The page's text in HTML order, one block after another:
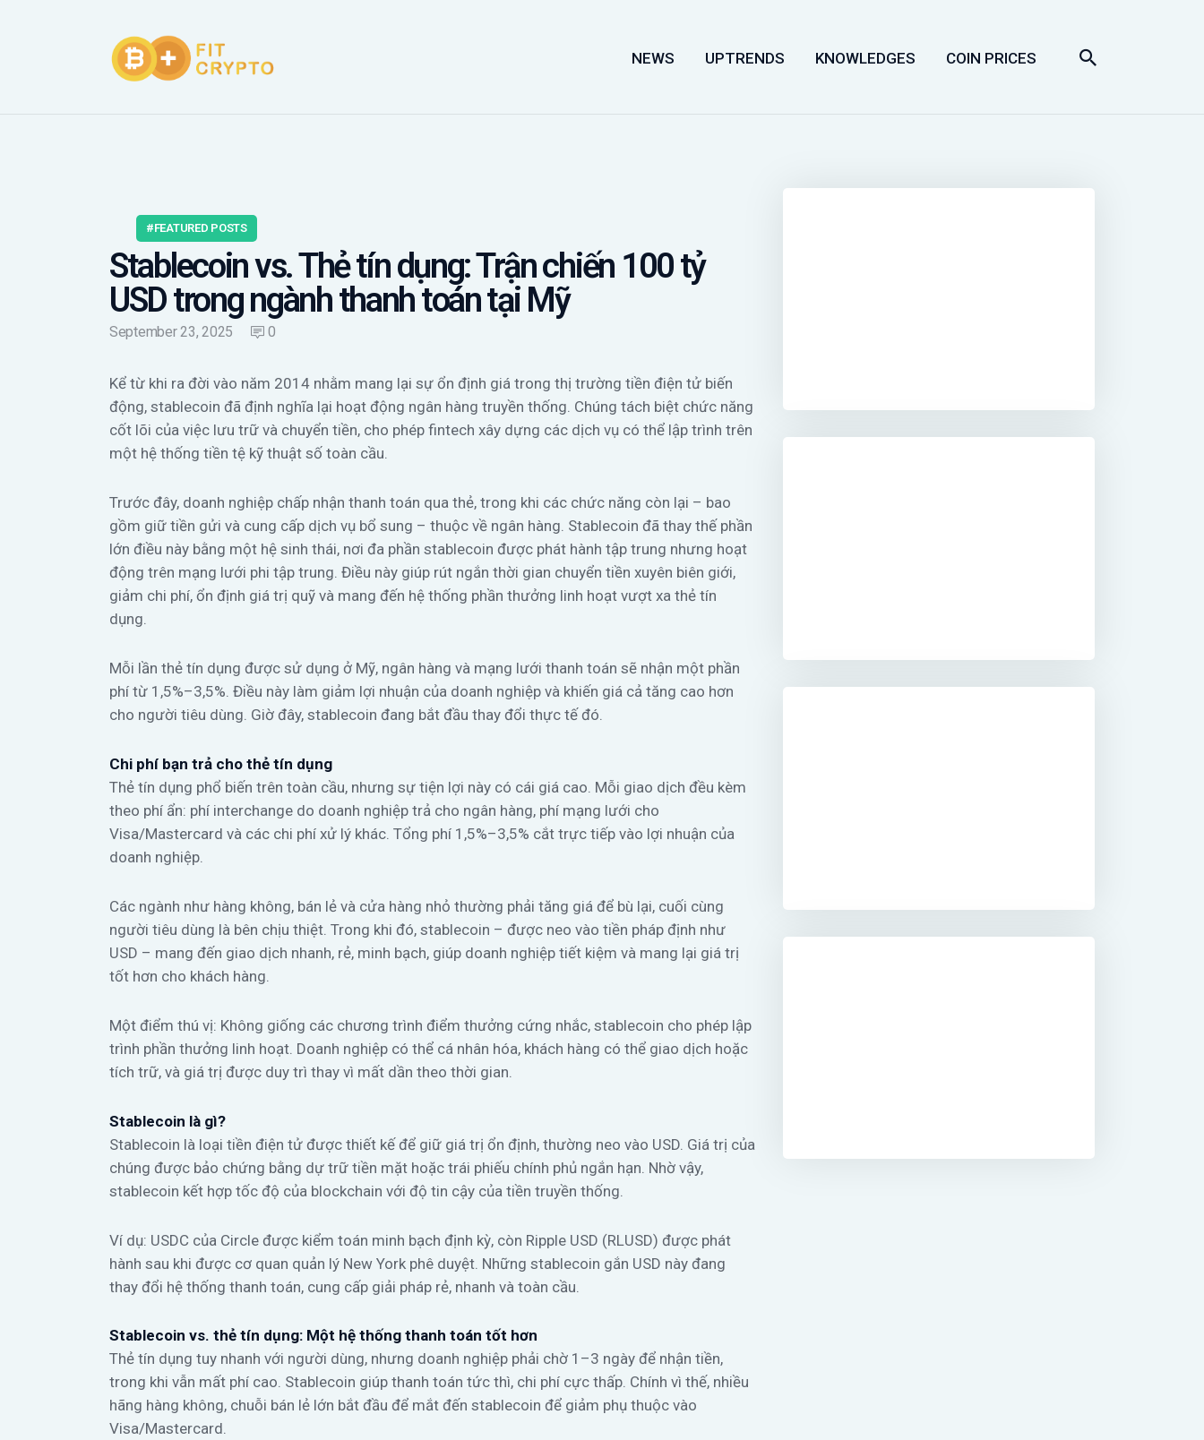
NEWS UPTRENDS KNOWLEDGES COIN PRICES
FEATURED POSTS
Stablecoin vs. Thẻ tín dụng: Trận chiến 100 tỷ
USD trong ngành thanh toán tại Mỹ
September 23, 2025 0
Kể từ khi ra đời vào năm 2014 nhằm mang lại sự ổn định giá trong thị trường tiền điện tử biến
động, stablecoin đã định nghĩa lại hoạt động ngân hàng truyền thống. Chúng tách biệt chức năng
cốt lõi của việc lưu trữ và chuyển tiền, cho phép fintech xây dựng các dịch vụ có thể lập trình trên
một hệ thống tiền tệ kỹ thuật số toàn cầu.
Trước đây, doanh nghiệp chấp nhận thanh toán qua thẻ, trong khi các chức năng còn lại – bao
gồm giữ tiền gửi và cung cấp dịch vụ bổ sung – thuộc về ngân hàng. Stablecoin đã thay thế phần
lớn điều này bằng một hệ sinh thái, nơi đa phần stablecoin được phát hành tập trung nhưng hoạt
động trên mạng lưới phi tập trung. Điều này giúp rút ngắn thời gian chuyển tiền xuyên biên giới,
giảm chi phí, ổn định giá trị quỹ và mang đến hệ thống phần thưởng linh hoạt vượt xa thẻ tín
dụng.
Mỗi lần thẻ tín dụng được sử dụng ở Mỹ, ngân hàng và mạng lưới thanh toán sẽ nhận một phần
phí từ 1,5%–3,5%. Điều này làm giảm lợi nhuận của doanh nghiệp và khiến giá cả tăng cao hơn
cho người tiêu dùng. Giờ đây, stablecoin đang bắt đầu thay đổi thực tế đó.
Chi phí bạn trả cho thẻ tín dụng
Thẻ tín dụng phổ biến trên toàn cầu, nhưng sự tiện lợi này có cái giá cao. Mỗi giao dịch đều kèm
theo phí ẩn: phí interchange do doanh nghiệp trả cho ngân hàng, phí mạng lưới cho
Visa/Mastercard và các chi phí xử lý khác. Tổng phí 1,5%–3,5% cắt trực tiếp vào lợi nhuận của
doanh nghiệp.
Các ngành như hàng không, bán lẻ và cửa hàng nhỏ thường phải tăng giá để bù lại, cuối cùng
người tiêu dùng là bên chịu thiệt. Trong khi đó, stablecoin – được neo vào tiền pháp định như
USD – mang đến giao dịch nhanh, rẻ, minh bạch, giúp doanh nghiệp tiết kiệm và mang lại giá trị
tốt hơn cho khách hàng.
Một điểm thú vị: Không giống các chương trình điểm thưởng cứng nhắc, stablecoin cho phép lập
trình phần thưởng linh hoạt. Doanh nghiệp có thể cá nhân hóa, khách hàng có thể giao dịch hoặc
tích trữ, và giá trị được duy trì thay vì mất dần theo thời gian.
Stablecoin là gì?
Stablecoin là loại tiền điện tử được thiết kế để giữ giá trị ổn định, thường neo vào USD. Giá trị của
chúng được bảo chứng bằng dự trữ tiền mặt hoặc trái phiếu chính phủ ngắn hạn. Nhờ vậy,
stablecoin kết hợp tốc độ của blockchain với độ tin cậy của tiền truyền thống.
Ví dụ: USDC của Circle được kiểm toán minh bạch định kỳ, còn Ripple USD (RLUSD) được phát
hành sau khi được cơ quan quản lý New York phê duyệt. Những stablecoin gắn USD này đang
thay đổi hệ thống thanh toán, cung cấp giải pháp rẻ, nhanh và toàn cầu.
Stablecoin vs. thẻ tín dụng: Một hệ thống thanh toán tốt hơn
Thẻ tín dụng tuy nhanh với người dùng, nhưng doanh nghiệp phải chờ 1–3 ngày để nhận tiền,
trong khi vẫn mất phí cao. Stablecoin giúp thanh toán tức thì, chi phí cực thấp. Chính vì thế, nhiều
hãng hàng không, chuỗi bán lẻ lớn bắt đầu để mắt đến stablecoin để giảm phụ thuộc vào
Visa/Mastercard.